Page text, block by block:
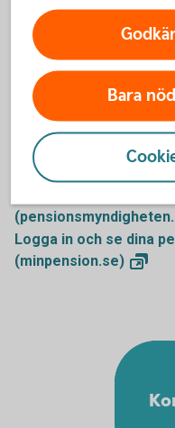
Mer
Inkomstpension - mer
Inkomstpensionstillägg
Logga in och se dina
(minpension.se)
Bara